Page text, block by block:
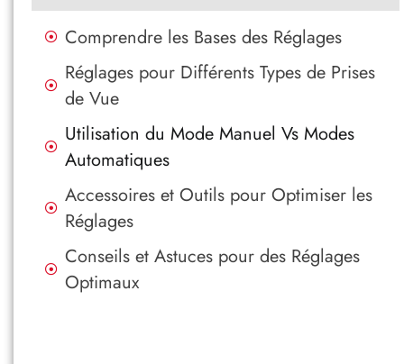
Comprendre les Bases des Réglages
Réglages pour Différents Types de Prises
de Vue
Utilisation du Mode Manuel Vs Modes
Automatiques
Accessoires et Outils pour Optimiser les
Réglages
Conseils et Astuces pour des Réglages
Optimaux